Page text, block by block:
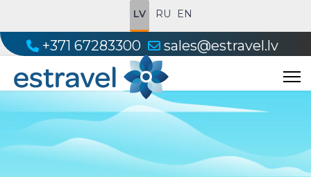
LV RU EN
+371 67283300 sales@estravel.lv